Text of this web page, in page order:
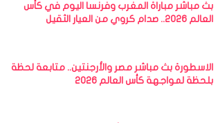
بث مباشر مباراة المغرب وفرنسا اليوم في كأس
العالم 2026.. صدام كروي من العيار الثقيل
الاسطورة بث مباشر مصر والأرجنتين.. متابعة لحظة
بلحظة لمواجهة كأس العالم 2026